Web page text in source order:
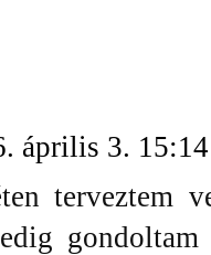
április 3. 15:14
terveztem